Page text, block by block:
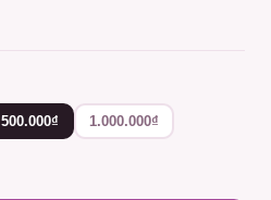
500.000₫ 1.000.000₫